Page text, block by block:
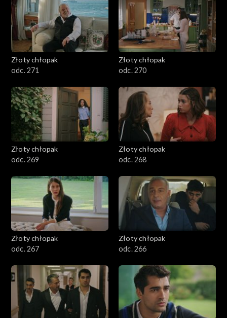
Złoty chłopak
odc. 271
Złoty chłopak
odc. 270
Złoty chłopak
odc. 269
Złoty chłopak
odc. 268
Złoty chłopak
odc. 267
Złoty chłopak
odc. 266